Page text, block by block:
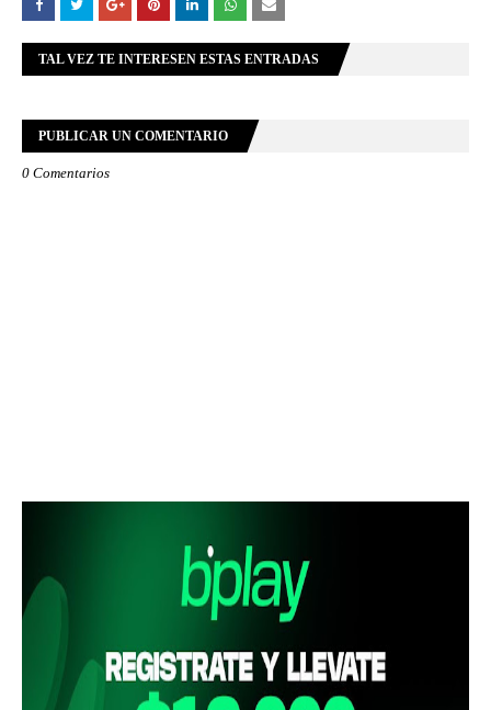
TAL VEZ TE INTERESEN ESTAS ENTRADAS
PUBLICAR UN COMENTARIO
0 Comentarios